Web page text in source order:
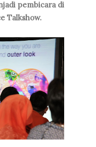
pembicara di
Talkshow.